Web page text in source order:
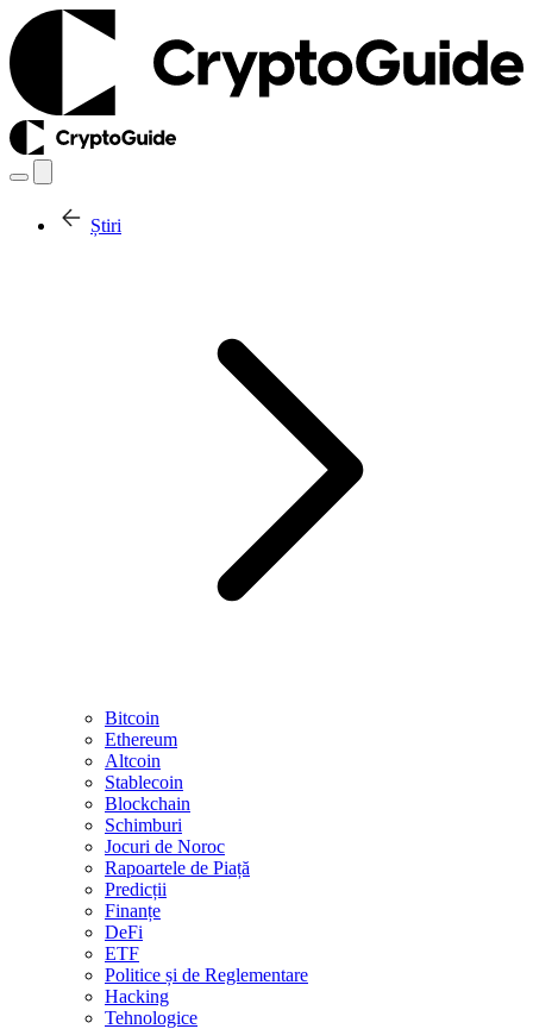
Știri
Bitcoin
Ethereum
Altcoin
Stablecoin
Blockchain
Schimburi
Jocuri de Noroc
Rapoartele de Piață
Predicții
Finanțe
DeFi
ETF
Politice și de Reglementare
Hacking
Tehnologice